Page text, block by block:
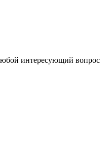
интересующий вопрос